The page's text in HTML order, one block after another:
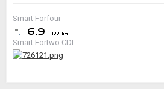
Smart Forfour
Smart Fortwo CDI